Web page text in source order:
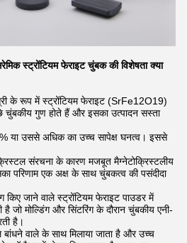
स्ट्रोंटियम फेराइट चुंबक की विशेषता क्या
के रूप में स्ट्रोंटियम फेराइट (SrFe12O19)
चुंबकीय गुण होते हैं और इसका उत्पादन सस्ता
या उससे अधिक का उच्च सापेक्ष घनत्व। इससे
संरचना के कारण मजबूत मैग्नेटोक्रिस्टलीय
परिणाम एक अक्ष के साथ चुंबकत्व की पसंदीदा
जाने वाले स्ट्रोंटियम फेराइट पाउडर में
है जो मोल्डिंग और सिंटरिंग के दौरान चुंबकीय एनी-
है।
बांधने वाले के साथ मिलाया जाता है और उच्च